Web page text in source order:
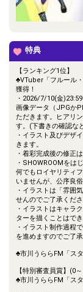
特典
【ランキング1位】
♣VTuber「フルール
獲得！
・2026/7/10(金
画像データ（JPGか
ただきます。ヒアリ
す。(下書きの確認な
・イラスト及びデザ
きます。
・着彩完成後の修正
・SHOWROOMをは
何でもロイヤリティ
いませんが、公序良
・イラストは「雰囲
せんのでご了承くださ
・イラストはキャラ
ターを描くことはで
・イラスト制作過程
を進めますのでご了承
♣市川うららFM「ス
【特別審査員賞】(0
♣市川うららFM「ス